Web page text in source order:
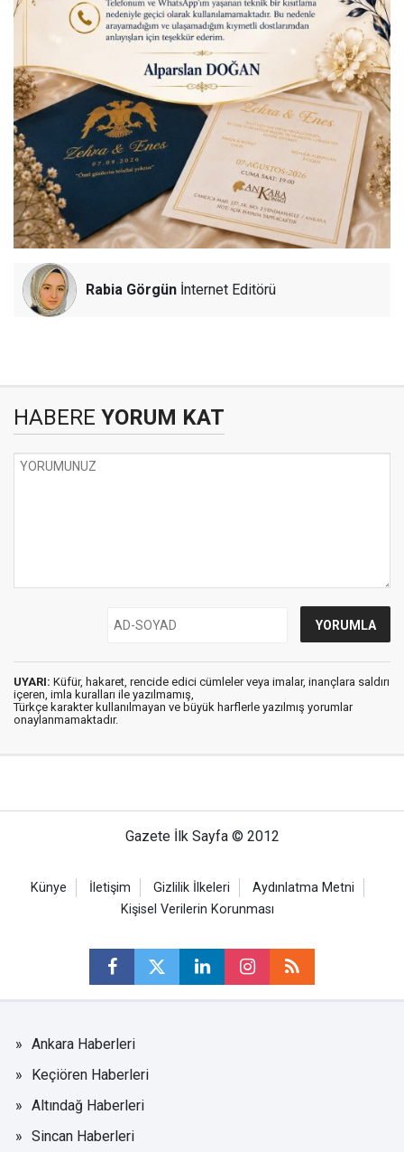
Rabia Görgün İnternet Editörü
HABERE YORUM KAT
UYARI: Küfür, hakaret, rencide edici cümleler veya imalar, inançlara saldırı
içeren, imla kuralları ile yazılmamış,
Türkçe karakter kullanılmayan ve büyük harflerle yazılmış yorumlar
onaylanmamaktadır.
Gazete İlk Sayfa © 2012
Künye İletişim Gizlilik İlkeleri
Aydınlatma Metni
Kişisel Verilerin Korunması
Ankara Haberleri
Keçiören Haberleri
Altındağ Haberleri
Sincan Haberleri